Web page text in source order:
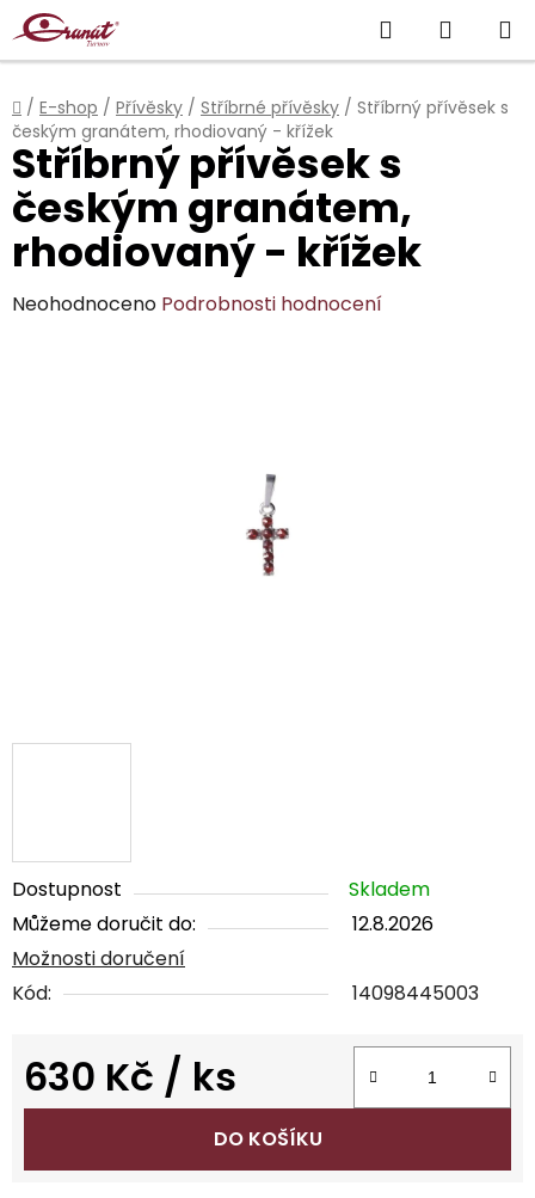
Přejít
na
obsah
Hledat
KOŠÍK
Domů
/ E-shop / Přívěsky / Stříbrné přívěsky / Stříbrný přívěsek s
českým granátem, rhodiovaný - křížek
Dostupnost
Skladem
Můžeme doručit do:
12.8.2026
Možnosti doručení
Kód:
14098445003
630 Kč / ks
Měrná cena:
DO KOŠÍKU
Stříbrný přívěsek s
českým granátem,
rhodiovaný - křížek
Průměrné
Neohodnoceno Podrobnosti hodnocení